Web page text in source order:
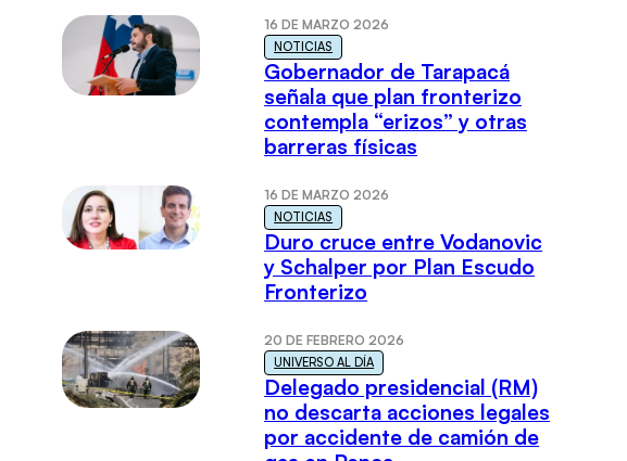
16 DE MARZO 2026
NOTICIAS
Gobernador de Tarapacá
señala que plan fronterizo
contempla “erizos” y otras
barreras físicas
16 DE MARZO 2026
NOTICIAS
Duro cruce entre Vodanovic
y Schalper por Plan Escudo
Fronterizo
20 DE FEBRERO 2026
UNIVERSO AL DÍA
Delegado presidencial (RM)
no descarta acciones legales
por accidente de camión de